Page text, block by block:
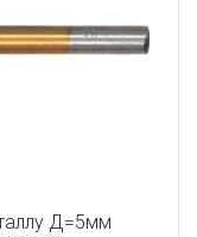
Д=5мм